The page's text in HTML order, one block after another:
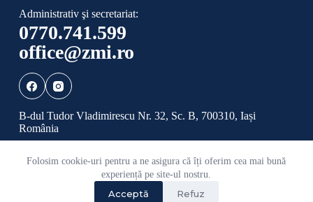
Folosim cookie-uri pentru a ne asigura că îți oferim cea mai bună
experiență pe site-ul nostru.
Acceptă Refuz
Administrativ şi secretariat:
0770.741.599
office@zmi.ro
B-dul Tudor Vladimirescu Nr. 32, Sc. B, 700310, Iași
România
2026 Toate drepturile rezervate ADI ZONA
Politică de confidențialitate